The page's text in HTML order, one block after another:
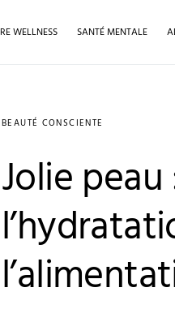
WELLNESS SANTÉ MENTALE
BEAUTÉ CONSCIENTE
Jolie